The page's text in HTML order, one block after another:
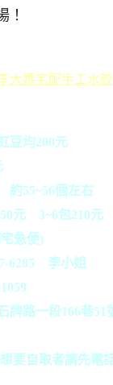
！
大媽宅配手工水餃
豆均200元
約55~56個左右
元 3~6包210
急便)
6285 李小姐
牌路一段166巷51
要自取者請先電